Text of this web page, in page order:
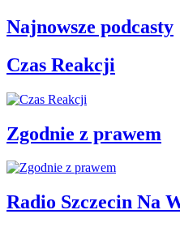
Najnowsze podcasty
Czas Reakcji
Zgodnie z prawem
Radio Szczecin Na